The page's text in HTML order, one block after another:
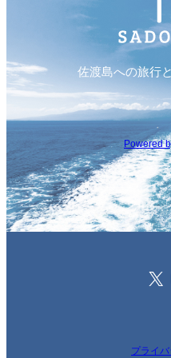
佐渡島への旅行
Powered
X
プライ